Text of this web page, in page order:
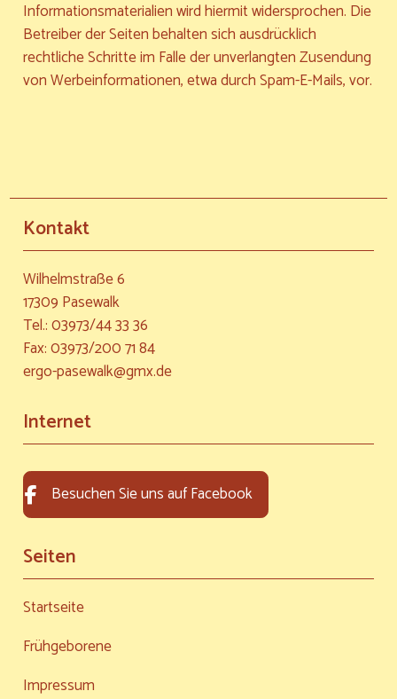
Informationsmaterialien wird hiermit widersprochen. Die
Betreiber der Seiten behalten sich ausdrücklich
rechtliche Schritte im Falle der unverlangten Zusendung
von Werbeinformationen, etwa durch Spam-E-Mails, vor.
Kontakt
Wilhelmstraße 6
17309 Pasewalk
Tel.: 03973/44 33 36
Fax: 03973/200 71 84
ergo-pasewalk@gmx.de
Internet
Besuchen Sie uns auf Facebook
Seiten
Startseite
Frühgeborene
Impressum